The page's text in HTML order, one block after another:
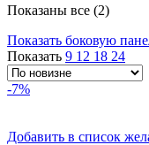
Показаны все (2)
Показать боковую
Показать 9 12 18 24
-7%
Добавить в список